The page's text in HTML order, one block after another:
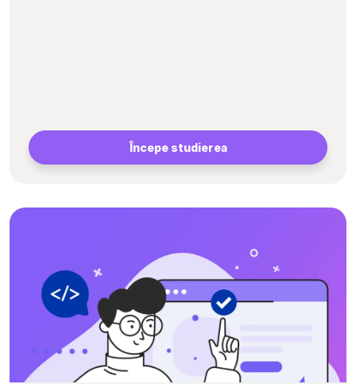
Începe studierea